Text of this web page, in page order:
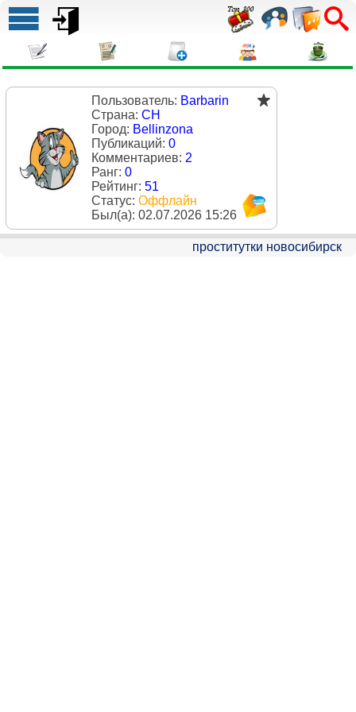
Пользователь: Barbarin
Страна: CH
Город: Bellinzona
Публикаций: 0
Комментариев: 2
Ранг: 0
Рейтинг: 51
Статус: Оффлайн
Был(a): 02.07.2026 15:26
проститутки новосибирск